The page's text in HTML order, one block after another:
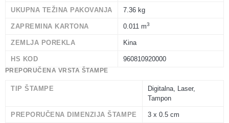
UKUPNA TEŽINA PAKOVANJA 7.36 kg
ZAPREMINA KARTONA 0.011 m3
ZEMLJA POREKLA Kina
HS KOD 960810920000
PREPORUČENA VRSTA ŠTAMPE
TIP ŠTAMPE
Digitalna, Laser,
Tampon
PREPORUČENA DIMENZIJA ŠTAMPE 3 x 0.5 cm